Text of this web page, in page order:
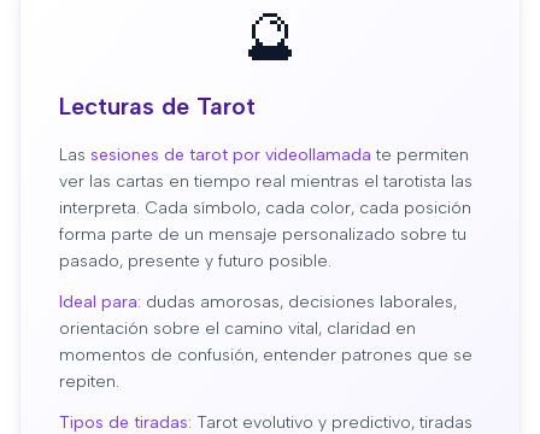
🔮
Lecturas de Tarot
Las sesiones de tarot por videollamada te permiten
ver las cartas en tiempo real mientras el tarotista las
interpreta. Cada símbolo, cada color, cada posición
forma parte de un mensaje personalizado sobre tu
pasado, presente y futuro posible.
Ideal para: dudas amorosas, decisiones laborales,
orientación sobre el camino vital, claridad en
momentos de confusión, entender patrones que se
repiten.
Tipos de tiradas: Tarot evolutivo y predictivo, tiradas